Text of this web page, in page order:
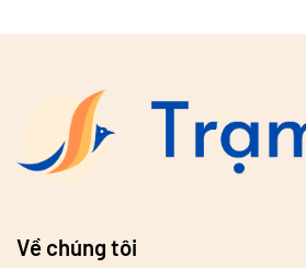
Về chúng tôi